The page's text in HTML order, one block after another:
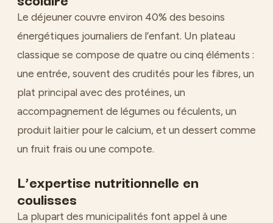
Le déjeuner couvre environ 40% des besoins
énergétiques journaliers de l’enfant. Un plateau
classique se compose de quatre ou cinq éléments :
une entrée, souvent des crudités pour les fibres, un
plat principal avec des protéines, un
accompagnement de légumes ou féculents, un
produit laitier pour le calcium, et un dessert comme
un fruit frais ou une compote.
L’expertise nutritionnelle en
coulisses
La plupart des municipalités font appel à une